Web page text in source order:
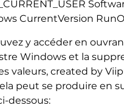
CurrentVersion
y accéder en
Windows et la
valeurs, created by
peut se produire en
dessous: